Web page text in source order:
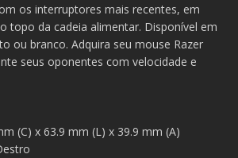
os interruptores mais recentes, em
topo da cadeia alimentar. Disponível em
ou branco. Adquira seu mouse Razer
seus oponentes com velocidade e
(C) x 63.9 mm (L) x 39.9 mm (A)